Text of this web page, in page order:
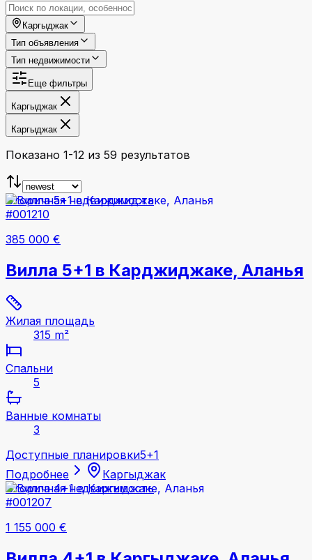
Каргыджак
Тип объявления
Тип недвижимости
Еще фильтры
Каргыджак
Каргыджак
Показано 1-12 из 59 результатов
Вторичная недвижимость
#001210
385 000 €
Вилла 5+1 в Карджиджаке, Аланья
Жилая площадь
315 m²
Спальни
5
Ванные комнаты
3
Доступные планировки5+1
Подробнее
Каргыджак
Вторичная недвижимость
#001207
1 155 000 €